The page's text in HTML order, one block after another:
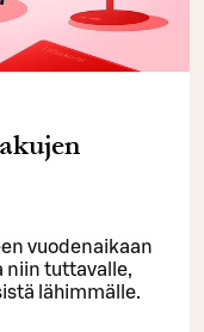
vuodenaikaan
niin tuttavalle,
lähimmälle.